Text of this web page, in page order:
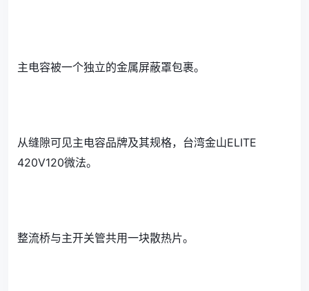
主电容被一个独立的金属屏蔽罩包裹。
从缝隙可见主电容品牌及其规格，台湾金山ELITE
420V120微法。
整流桥与主开关管共用一块散热片。